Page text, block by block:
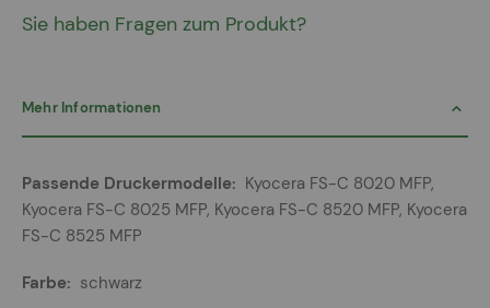
Sie haben Fragen zum Produkt?
Mehr Informationen
Mehr
Informationen
Kyocera FS-C 8020 MFP,
Kyocera FS-C 8025 MFP, Kyocera FS-C 8520 MFP, Kyocera
FS-C 8525 MFP
schwarz